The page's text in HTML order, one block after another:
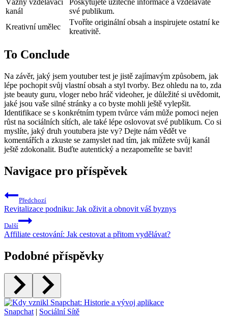
Vážný ⁢vzdělávací
kanál
Poskytujete užitečné informace a‌ vzděláváte
své publikum.
Kreativní ⁤umělec
Tvoříte ​originální‌ obsah ​a ⁤inspirujete ostatní​ ke
kreativitě.
To ‍Conclude
Na závěr, jaký jsem youtuber test je jistě zajímavým způsobem, ​jak
lépe ⁤pochopit ​svůj ‌vlastní obsah a styl tvorby. ⁤Bez ohledu ‌na to, zda
jste ‌beauty guru, vloger nebo hráč videoher, je důležité⁢ si uvědomit,
jaké jsou vaše silné ‌stránky a⁢ co‍ byste mohli ještě​ vylepšit.
Identifikace se s konkrétním typem tvůrce vám může ‌pomoci​ nejen
růst na sociálních sítích, ale také lépe oslovovat⁣ své ​publikum. Co ⁤si
myslíte, jaký​ druh youtubera⁣ jste vy? ​Dejte ⁣nám‍ vědět ve ​
komentářích a ⁢zkuste se‌ zamyslet ⁣nad tím, ​jak můžete svůj kanál
ještě zdokonalit. ‍Buďte autentický⁣ a⁣ nezapomeňte se⁣ bavit!
Navigace pro příspěvek
Předchozí
Revitalizace podniku: Jak oživit a obnovit váš byznys
Další
Affiliate cestování: Jak cestovat a přitom vydělávat?
Podobné příspěvky
Snapchat | Sociální Sítě